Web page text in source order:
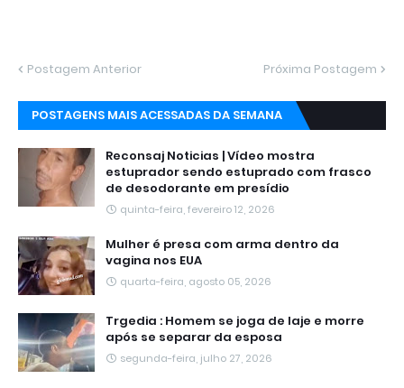
Postagem Anterior Próxima Postagem
POSTAGENS MAIS ACESSADAS DA SEMANA
Reconsaj Noticias | Vídeo mostra
estuprador sendo estuprado com frasco
de desodorante em presídio
quinta-feira, fevereiro 12, 2026
Mulher é presa com arma dentro da
vagina nos EUA
quarta-feira, agosto 05, 2026
Trgedia : Homem se joga de laje e morre
após se separar da esposa
segunda-feira, julho 27, 2026